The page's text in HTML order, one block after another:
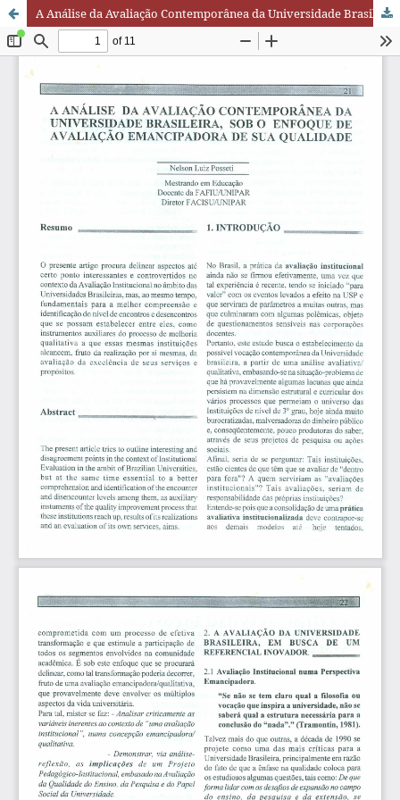
A Análise da Avaliação Contemporânea da Universidade Brasileira, sob o Enfoque de Avaliação Emancipadora de sua Qualidade